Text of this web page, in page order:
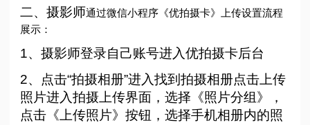
二、摄影师通过微信小程序《优拍摄卡》上传设置流程
展示：
1、摄影师登录自己账号进入优拍摄卡后台
2、点击“拍摄相册”进入找到拍摄相册点击上传
照片进入拍摄上传界面，选择《照片分组》，
点击《上传照片》按钮，选择手机相册内的照